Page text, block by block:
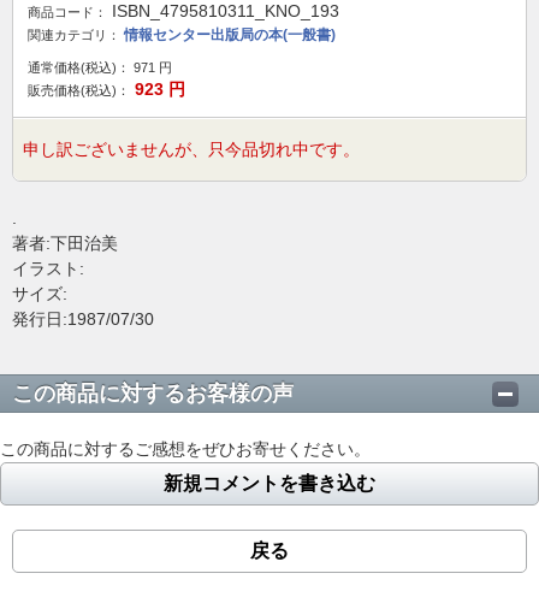
商品コード： ISBN_4795810311_KNO_193
関連カテゴリ： 情報センター出版局の本(一般書)
通常価格(税込)： 971 円
販売価格(税込)：
923 円
申し訳ございませんが、只今品切れ中です。
著者:下田治美
イラスト:
サイズ:
発行日:1987/07/30
この商品に対するお客様の声
この商品に対するご感想をぜひお寄せください。
新規コメントを書き込む
戻る